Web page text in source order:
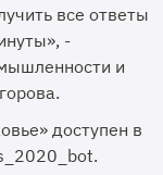
все ответы
-
и
доступен в